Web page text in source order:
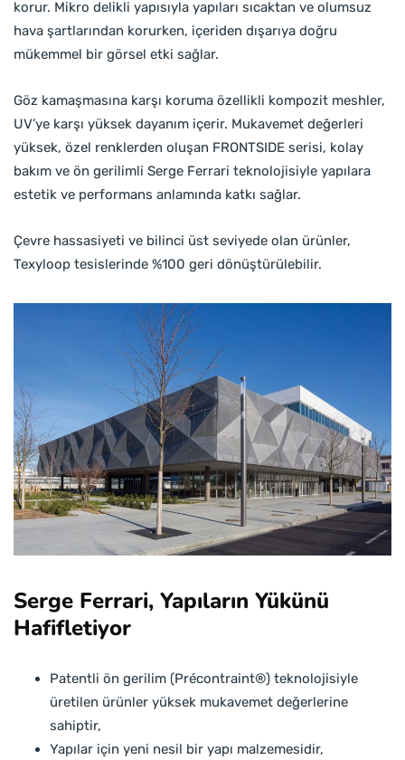
korur. Mikro delikli yapısıyla yapıları sıcaktan ve olumsuz
hava şartlarından korurken, içeriden dışarıya doğru
mükemmel bir görsel etki sağlar.
Göz kamaşmasına karşı koruma özellikli kompozit meshler,
UV’ye karşı yüksek dayanım içerir. Mukavemet değerleri
yüksek, özel renklerden oluşan FRONTSIDE serisi, kolay
bakım ve ön gerilimli Serge Ferrari teknolojisiyle yapılara
estetik ve performans anlamında katkı sağlar.
Çevre hassasiyeti ve bilinci üst seviyede olan ürünler,
Texyloop tesislerinde %100 geri dönüştürülebilir.
Serge Ferrari, Yapıların Yükünü
Hafifletiyor
Patentli ön gerilim (Précontraint®) teknolojisiyle
üretilen ürünler yüksek mukavemet değerlerine
sahiptir,
Yapılar için yeni nesil bir yapı malzemesidir,